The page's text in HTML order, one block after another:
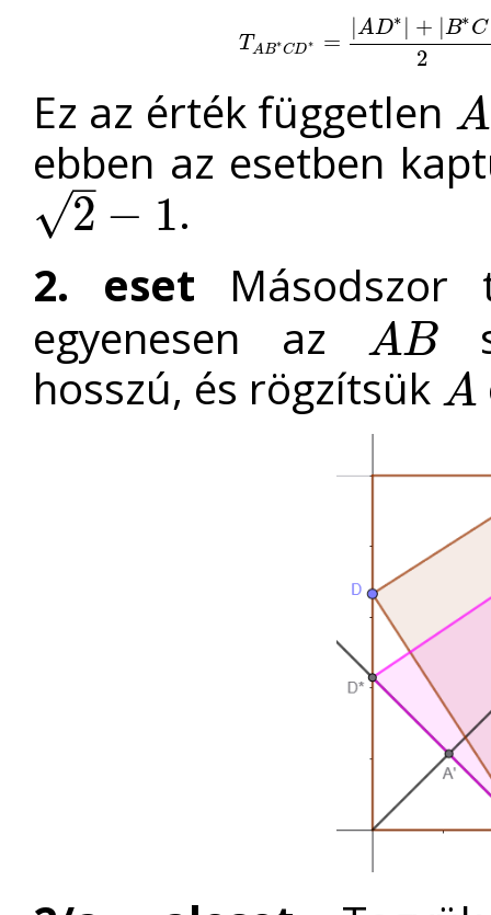
T AB∗CD∗ =
|AD∗ | + |B∗C
2
TAB∗CD ∗ =|AD∗|+|B∗C
Ez az érték független A
A
ebben az esetben
2
–
√ − 1
2−1
.
2. eset
egyenesen az
AB
AB
hosszú, és rögzítsük A
A